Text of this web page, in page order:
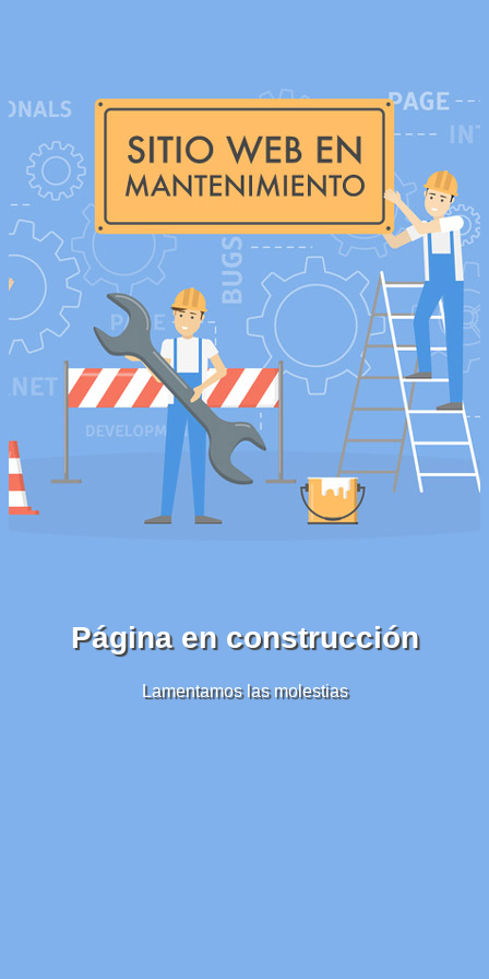
Página en construcción
Lamentamos las molestias